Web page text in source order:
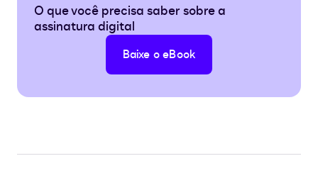
O que você precisa saber sobre a
assinatura digital
Baixe o eBook